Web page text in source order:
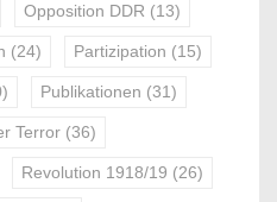
Opposition DDR (13)
(24) Partizipation (15)
Publikationen (31)
Terror (36)
Revolution 1918/19 (26)